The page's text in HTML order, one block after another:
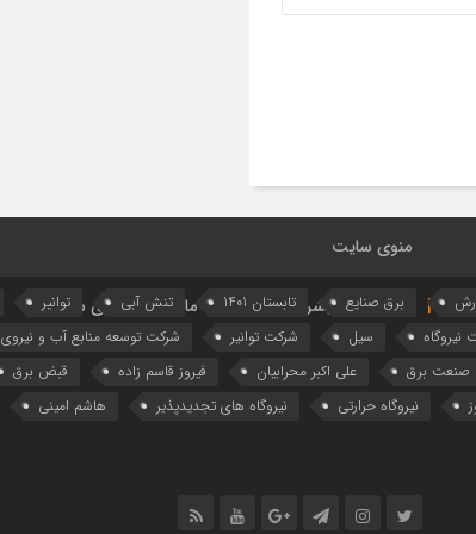
نیرو
منوی سایت
جستجوی پیشرفته تماس با ما پیوندهای سایت برق صنایع تابستان 1401 تنش آبی توانیر
سیل شرکت توانیر
شرکت توسعه منابع آب و نیروی
صنعت برق علی اکبر محرابیان فیروز قاسم زاده قبض برق
نیروگاه حرارتی نیروگاه‌ های تجدیدپذیر هاشم امینی